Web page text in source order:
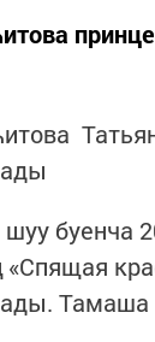
буенча
Тамаша